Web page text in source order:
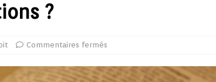
?
Commentaires fermés